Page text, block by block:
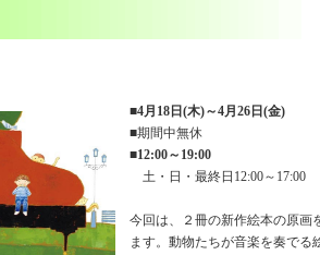
■4月18日(木)～4月26日(金)
■期間中無休
■12:00～19:00
土・日・最終日12:00～17:00
今回は、２冊の新作絵本の原画
ます。動物たちが音楽を奏でる